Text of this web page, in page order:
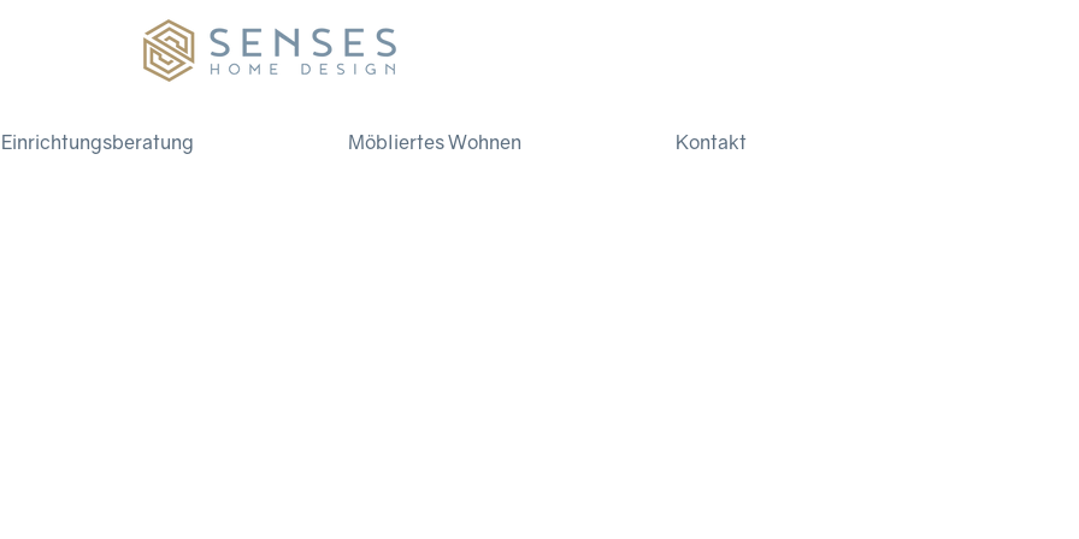
Einrichtungsberatung Möbliertes Wohnen Kontakt